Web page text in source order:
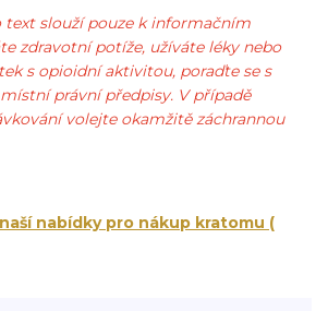
text slouží pouze k informačním
zdravotní potíže, užíváte léky nebo
s opioidní aktivitou, poraďte se s
právní předpisy. V případě
volejte okamžitě záchrannou
nabídky pro nákup kratomu (